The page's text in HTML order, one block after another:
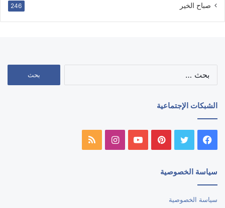
صباح الخير 246
الشبكات الإجتماعية
فيسبوك تويتر بينتيريستيوتيوبانستقرامملخص
سياسة الخصوصية
سياسة الخصوصية